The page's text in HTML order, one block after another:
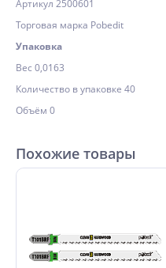
Артикул 2500601
Торговая марка Pobedit
Упаковка
Вес 0,0163
Количество в упаковке 40
Объём 0
Похожие товары